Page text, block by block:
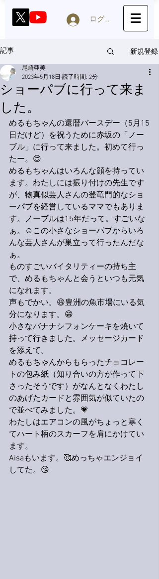
ログイン
記事 新規登録
ショーパブに行って来ま
した。
尾崎亜美
2023年5月18日 読了時間: 2分
めるもちゃんの還暦バースデー（5月15
日だけど）を祝うために赤坂の「ノー
ブル」に行って来ました。初めて行っ
たー。😊
めるもちゃんはいろんな顔を持ってい
ます。わたしには振り付けの先生です
が、物真似芸人さんの登竜門的なショ
ーパブを経営しているママでもありま
す。ノーブルは15年だって。すごいな
ぁ。☺️この小さなショーパブからいろ
んな芸人さんが巣立って行ったんだな
ぁ。
ものすごいバイタリティーの持ち主
で、めるもちゃんと会うといつも元気
になれます。
声もでかい。😆豊洲の魚市場にいる気
分になります。😁
小さなバナナシフォンケーキを焼いて
持って行きました。メッセージカード
を添えて。
めるもちゃんからもらったチョコレー
トの包み紙（知り合いの方が作って下
さったそうです）がなんとなくわたし
のあげたカードと雰囲気が似ていたの
で並べてみました。💗
わたしはエアコンの風がちょっと寒く
てハート柄のスカーフを肩にかけてい
ます。
Aisaもいます。🥰めっちゃエンジョイ
してた。😘